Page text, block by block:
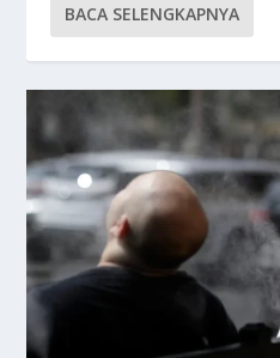
BACA SELENGKAPNYA